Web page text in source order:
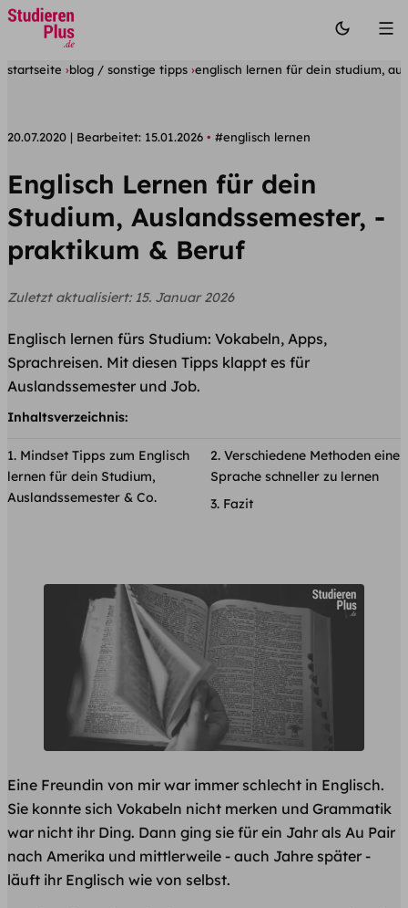
startseite blog / sonstige tipps englisch lernen für dein studium,
20.07.2020 Bearbeitet: 15.01.2026 #englisch lernen
Englisch Lernen für dein
Studium, Auslandssemester, -
praktikum & Beruf
Zuletzt aktualisiert: 15. Januar 2026
Englisch lernen fürs Studium: Vokabeln, Apps,
Sprachreisen. Mit diesen Tipps klappt es für
Auslandssemester und Job.
Inhaltsverzeichnis:
Mindset Tipps zum Englisch
lernen für dein Studium,
Auslandssemester & Co.
Verschiedene Methoden eine
Sprache schneller zu lernen
Fazit
Eine Freundin von mir war immer schlecht in Englisch.
Sie konnte sich Vokabeln nicht merken und Grammatik
war nicht ihr Ding. Dann ging sie für ein Jahr als Au Pair
nach Amerika und mittlerweile - auch Jahre später -
läuft ihr Englisch wie von selbst.